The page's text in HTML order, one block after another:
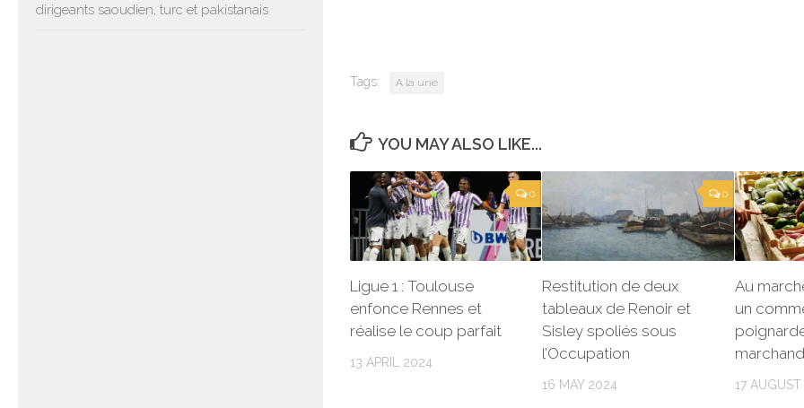
Tags: A la une
YOU MAY ALSO LIKE...
0
Ligue 1 : Toulouse
enfonce Rennes et
réalise le coup parfait
13 APRIL 2024
0
Restitution de deux
tableaux de Renoir et
Sisley spoliés sous
l’Occupation
16 MAY 2024
Au
un
marchand
17
dirigeants saoudien, turc et pakistanais